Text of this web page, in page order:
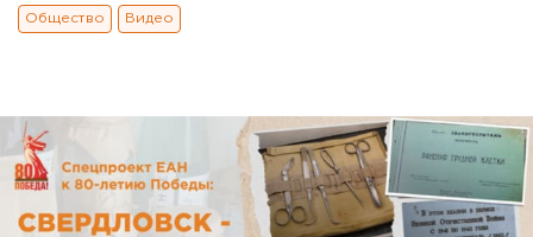
Общество Видео